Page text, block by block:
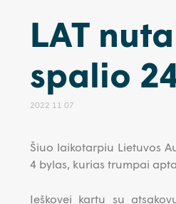
LAT
spalio
2022 11 07
Šiuo laikotarpiu Lietuvos
4 bylas, kurias trumpai
Ieškovei kartu su